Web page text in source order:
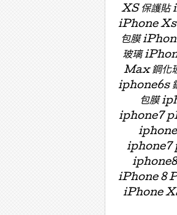
XS 保護貼
iPhone Xs
包膜
玻璃
Max 鋼化
iphone6s
包膜
iphone7
iphone7
iphone8
iPhone 8
iPhone